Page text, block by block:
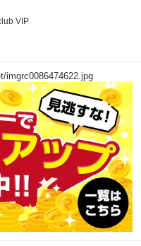
VIP
imgrc0086474622.jpg